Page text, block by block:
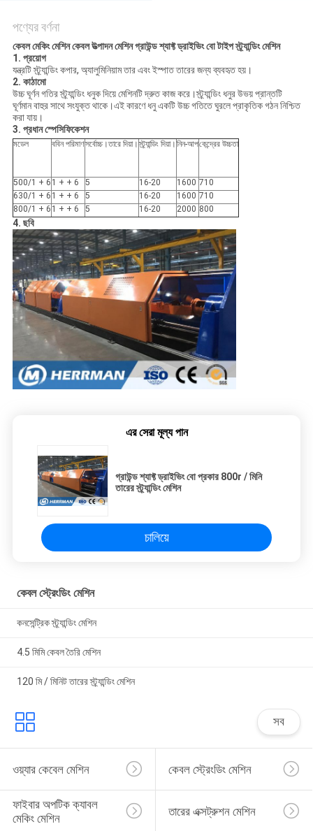
পণ্যের বর্ণনা
কেবল মেকিং মেশিন কেবল উত্পাদন মেশিন গ্রাউন্ড শ্যাফ্ট ড্রাইভিং বো টাইপ স্ট্র্যান্ডিং মেশিন
1. প্রয়োগ
যন্ত্রটি স্ট্র্যান্ডিং কপার, অ্যালুমিনিয়াম তার এবং ইস্পাত তারের জন্য ব্যবহৃত হয়।
2. কাঠামো
উচ্চ ঘূর্ণন গতির স্ট্র্যান্ডিং ধনুক দিয়ে মেশিনটি দ্রুত কাজ করে।স্ট্র্যান্ডিং ধনুর উভয় প্রান্তটি
ঘূর্ণমান বাহুর সাথে সংযুক্ত থাকে।এই কারণে ধনু একটি উচ্চ গতিতে ঘুরলে প্রাকৃতিক গঠন নিশ্চিত
করা যায়।
3. প্রধান স্পেসিফিকেশন
মডেল ববিন পরিমাণসর্বোচ্চ।তারে দিয়া। স্ট্র্যান্ডিং দিয়া। নিন-আপকেন্দ্রের উচ্চতা
500/1 + 6 1 + + 6 5 16-20 1600 710
630/1 + 6 1 + + 6 5 16-20 1600 710
800/1 + 6 1 + + 6 5 16-20 2000 800
4. ছবি
এর সেরা মূল্য পান
গ্রাউন্ড শ্যাফ্ট ড্রাইভিং বো প্রকার 800r / মিনি
তারের স্ট্র্যান্ডিং মেশিন
চালিয়ে
কেবল স্ট্রেংডিং মেশিন
কনসেন্ট্রিক স্ট্র্যান্ডিং মেশিন
4.5 মিমি কেবল তৈরি মেশিন
120 মি / মিনিট তারের স্ট্র্যান্ডিং মেশিন
সব
ওয়্যার কেবেল মেশিন কেবল স্ট্রেংডিং মেশিন
ফাইবার অপটিক ক্যাবল
মেকিং মেশিন
তারের এক্সট্রুশন মেশিন